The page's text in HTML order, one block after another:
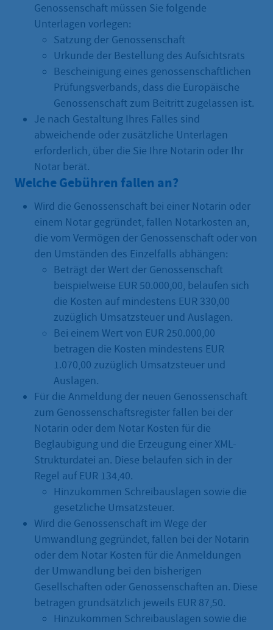
Genossenschaft müssen Sie folgende
Unterlagen vorlegen:
Satzung der Genossenschaft
Urkunde der Bestellung des Aufsichtsrats
Bescheinigung eines genossenschaftlichen
Prüfungsverbands, dass die Europäische
Genossenschaft zum Beitritt zugelassen ist.
Je nach Gestaltung Ihres Falles sind
abweichende oder zusätzliche Unterlagen
erforderlich, über die Sie Ihre Notarin oder Ihr
Notar berät.
Welche Gebühren fallen an?
Wird die Genossenschaft bei einer Notarin oder
einem Notar gegründet, fallen Notarkosten an,
die vom Vermögen der Genossenschaft oder von
den Umständen des Einzelfalls abhängen:
Beträgt der Wert der Genossenschaft
beispielweise EUR 50.000,00, belaufen sich
die Kosten auf mindestens EUR 330,00
zuzüglich Umsatzsteuer und Auslagen.
Bei einem Wert von EUR 250.000,00
betragen die Kosten mindestens EUR
1.070,00 zuzüglich Umsatzsteuer und
Auslagen.
Für die Anmeldung der neuen Genossenschaft
zum Genossenschaftsregister fallen bei der
Notarin oder dem Notar Kosten für die
Beglaubigung und die Erzeugung einer XML-
Strukturdatei an. Diese belaufen sich in der
Regel auf EUR 134,40.
Hinzukommen Schreibauslagen sowie die
gesetzliche Umsatzsteuer.
Wird die Genossenschaft im Wege der
Umwandlung gegründet, fallen bei der Notarin
oder dem Notar Kosten für die Anmeldungen
der Umwandlung bei den bisherigen
Gesellschaften oder Genossenschaften an. Diese
betragen grundsätzlich jeweils EUR 87,50.
Hinzukommen Schreibauslagen sowie die